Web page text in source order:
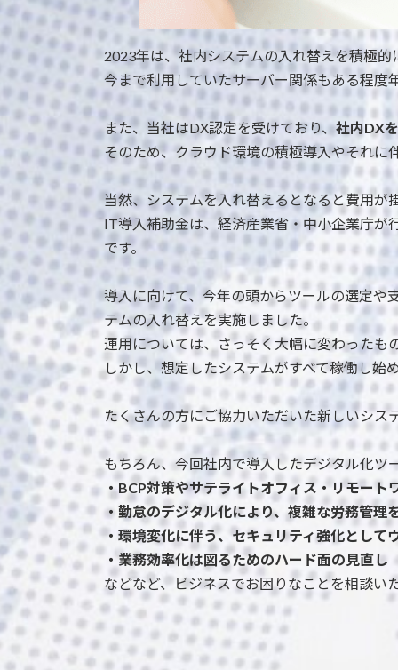
2023年は、社内システムの入れ替えを積極的
今まで利用していたサーバー関係もある程度
また、当社はDX認定を受けており、社内DX
そのため、クラウド環境の積極導入やそれに
当然、システムを入れ替えるとなると費用
IT導入補助金は、経済産業省・中小企業庁が
です。
導入に向けて、今年の頭からツールの選定や
テムの入れ替えを実施しました。
運用については、さっそく大幅に変わったも
しかし、想定したシステムがすべて稼働し始
たくさんの方にご協力いただいた新しいシ
もちろん、今回社内で導入したデジタル化
・BCP対策やサテライトオフィス・リモー
・勤怠のデジタル化により、複雑な労務管理
・環境変化に伴う、セキュリティ強化として
・業務効率化は図るためのハード面の見直し
などなど、ビジネスでお困りなことを相談い